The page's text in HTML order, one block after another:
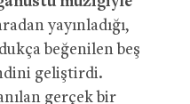
yayınladığı,
beğenilen beş
geliştirdi.
gerçek bir